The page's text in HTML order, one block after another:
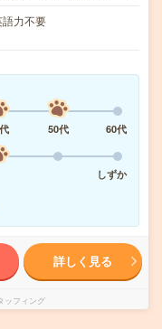
力不要
50代
60代
しずか
詳しく見る
ッフィング